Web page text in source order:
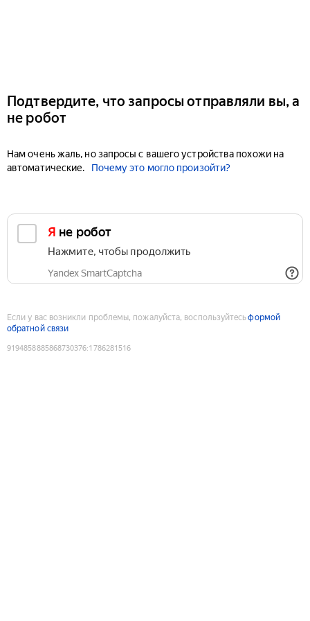
Подтвердите, что запросы отправляли вы, а
не робот
Нам очень жаль, но запросы с вашего устройства похожи на
автоматические.
Почему это могло произойти?
Я не робот
Нажмите, чтобы продолжить
Yandex SmartCaptcha
Если у вас возникли проблемы, пожалуйста, воспользуйтесьформой
обратной связи
9194858885868730376:1786281516